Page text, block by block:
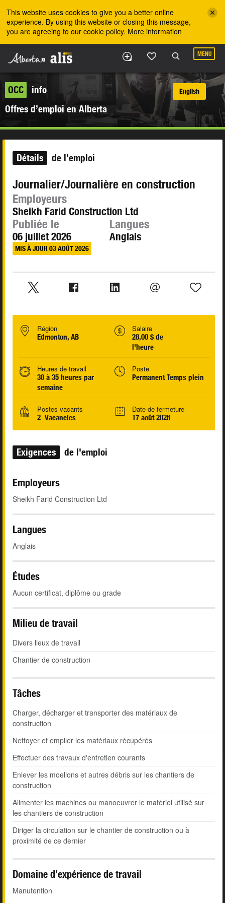
This website uses cookies to give you a better online
experience. By using this website or closing this message,
you are agreeing to our cookie policy. More information
MENU
OCC
info
Offres d’emploi en Alberta
English
Détails de l'emploi
Journalier/Journalière en construction
Employeurs
Sheikh Farid Construction Ltd
Publiée le
06 juillet 2026
MIS À JOUR 03 AOÛT 2026
Langues
Anglais
Région
Edmonton, AB
Salaire
28,00 $ de
l'heure
Heures de travail
30 à 35 heures par
semaine
Poste
Permanent Temps plein
Postes vacants
2 Vacancies
Date de fermeture
17 août 2026
Exigences de l'emploi
Employeurs
Sheikh Farid Construction Ltd
Langues
Anglais
Études
Aucun certificat, diplôme ou grade
Milieu de travail
Divers lieux de travail
Chantier de construction
Tâches
Charger, décharger et transporter des matériaux de
construction
Nettoyer et empiler les matériaux récupérés
Effectuer des travaux d'entretien courants
Enlever les moellons et autres débris sur les chantiers de
construction
Alimenter les machines ou manoeuvrer le matériel utilisé sur
les chantiers de construction
Diriger la circulation sur le chantier de construction ou à
proximité de ce dernier
Domaine d'expérience de travail
Manutention